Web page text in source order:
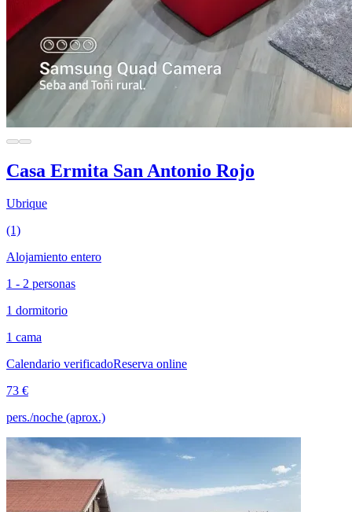
Casa Ermita San Antonio Rojo
Ubrique
(1)
Alojamiento entero
1 - 2 personas
1 dormitorio
1 cama
Calendario verificadoReserva online
73 €
pers./noche (aprox.)